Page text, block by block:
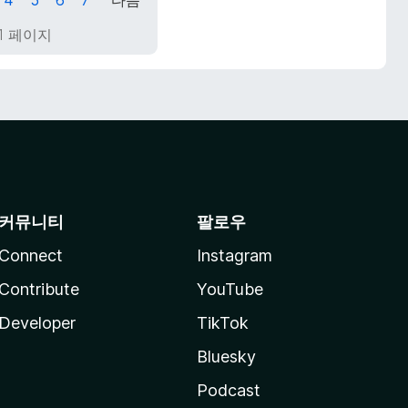
페이지
뮤니티
팔로우
Instagram
YouTube
TikTok
Bluesky
Podcast